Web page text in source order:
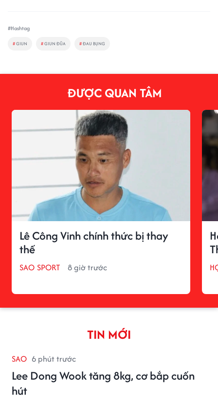
#Hashtag
#GIUN #GIUN ĐŨA #ĐAU BỤNG
ĐƯỢC QUAN TÂM
Lê Công Vinh chính thức bị thay
thế
SAO SPORT 8 giờ trước
TIN MỚI
SAO 6 phút trước
Lee Dong Wook tăng 8kg, cơ bắp cuốn
hút